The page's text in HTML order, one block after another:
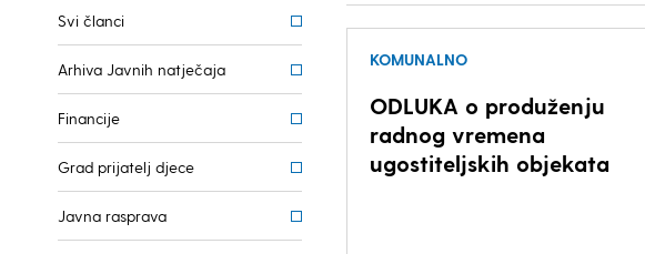
Svi članci
Arhiva Javnih natječaja
Financije
Grad prijatelj djece
Javna rasprava
KOMUNALNO
ODLUKA o produženju
radnog vremena
ugostiteljskih objekata